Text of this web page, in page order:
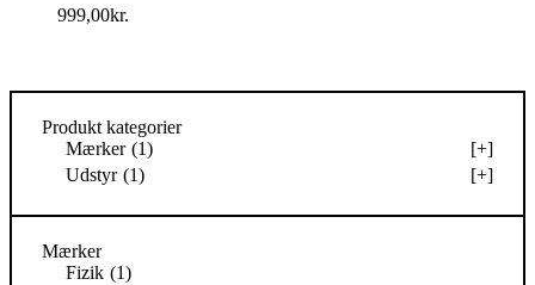
999,00kr.
Produkt kategorier
Mærker (1)
[+]
Udstyr (1) [+]
Mærker
Fizik (1)